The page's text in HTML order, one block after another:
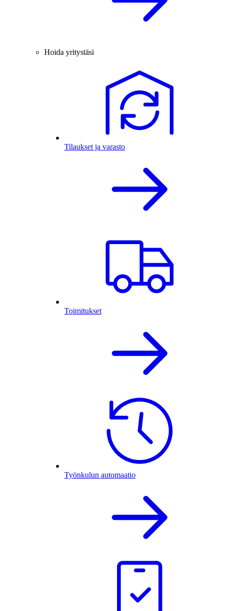
Hoida yritystäsi
Tilaukset ja varasto
Toimitukset
Työnkulun automaatio